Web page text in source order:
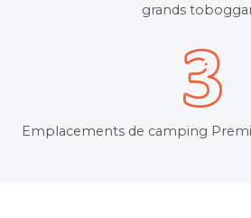
grands
Emplacements de camping